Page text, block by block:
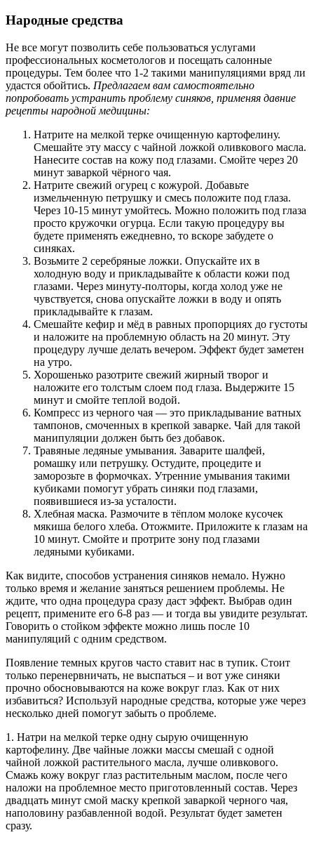
Народные средства
Не все могут позволить себе пользоваться услугами
профессиональных косметологов и посещать салонные
процедуры. Тем более что 1-2 такими манипуляциями вряд ли
удастся обойтись. Предлагаем вам самостоятельно
попробовать устранить проблему синяков, применяя давние
рецепты народной медицины:
Натрите на мелкой терке очищенную картофелину.
Смешайте эту массу с чайной ложкой оливкового масла.
Нанесите состав на кожу под глазами. Смойте через 20
минут заваркой чёрного чая.
Натрите свежий огурец с кожурой. Добавьте
измельченную петрушку и смесь положите под глаза.
Через 10-15 минут умойтесь. Можно положить под глаза
просто кружочки огурца. Если такую процедуру вы
будете применять ежедневно, то вскоре забудете о
синяках.
Возьмите 2 серебряные ложки. Опускайте их в
холодную воду и прикладывайте к области кожи под
глазами. Через минуту-полторы, когда холод уже не
чувствуется, снова опускайте ложки в воду и опять
прикладывайте к глазам.
Смешайте кефир и мёд в равных пропорциях до густоты
и наложите на проблемную область на 20 минут. Эту
процедуру лучше делать вечером. Эффект будет заметен
на утро.
Хорошенько разотрите свежий жирный творог и
наложите его толстым слоем под глаза. Выдержите 15
минут и смойте теплой водой.
Компресс из черного чая — это прикладывание ватных
тампонов, смоченных в крепкой заварке. Чай для такой
манипуляции должен быть без добавок.
Травяные ледяные умывания. Заварите шалфей,
ромашку или петрушку. Остудите, процедите и
заморозьте в формочках. Утренние умывания такими
кубиками помогут убрать синяки под глазами,
появившиеся из-за усталости.
Хлебная маска. Размочите в тёплом молоке кусочек
мякиша белого хлеба. Отожмите. Приложите к глазам на
10 минут. Смойте и протрите зону под глазами
ледяными кубиками.
Как видите, способов устранения синяков немало. Нужно
только время и желание заняться решением проблемы. Не
ждите, что одна процедура сразу даст эффект. Выбрав один
рецепт, примените его 6-8 раз — и тогда вы увидите результат.
Говорить о стойком эффекте можно лишь после 10
манипуляций с одним средством.
Появление темных кругов часто ставит нас в тупик. Стоит
только перенервничать, не выспаться – и вот уже синяки
прочно обосновываются на коже вокруг глаз. Как от них
избавиться? Используй народные средства, которые уже через
несколько дней помогут забыть о проблеме.
1. Натри на мелкой терке одну сырую очищенную
картофелину. Две чайные ложки массы смешай с одной
чайной ложкой растительного масла, лучше оливкового.
Смажь кожу вокруг глаз растительным маслом, после чего
наложи на проблемное место приготовленный состав. Через
двадцать минут смой маску крепкой заваркой черного чая,
наполовину разбавленной водой. Результат будет заметен
сразу.